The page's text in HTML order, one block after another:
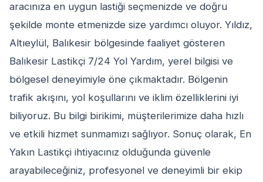
aracınıza en uygun lastiği seçmenizde ve doğru
şekilde monte etmenizde size yardımcı oluyor. Yıldız,
Altıeylül, Balıkesir bölgesinde faaliyet gösteren
Balıkesir Lastikçi 7/24 Yol Yardım, yerel bilgisi ve
bölgesel deneyimiyle öne çıkmaktadır. Bölgenin
trafik akışını, yol koşullarını ve iklim özelliklerini iyi
biliyoruz. Bu bilgi birikimi, müşterilerimize daha hızlı
ve etkili hizmet sunmamızı sağlıyor. Sonuç olarak, En
Yakın Lastikçi ihtiyacınız olduğunda güvenle
arayabileceğiniz, profesyonel ve deneyimli bir ekip